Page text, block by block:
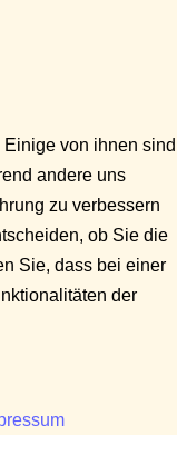
von ihnen sind
andere uns
zu verbessern
ob Sie die
Sie, dass bei einer
der